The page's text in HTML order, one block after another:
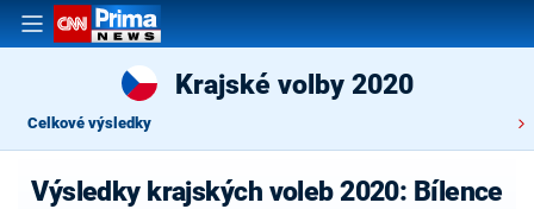
Krajské volby 2020
Celkové výsledky
Výsledky krajských voleb 2020: Bílence